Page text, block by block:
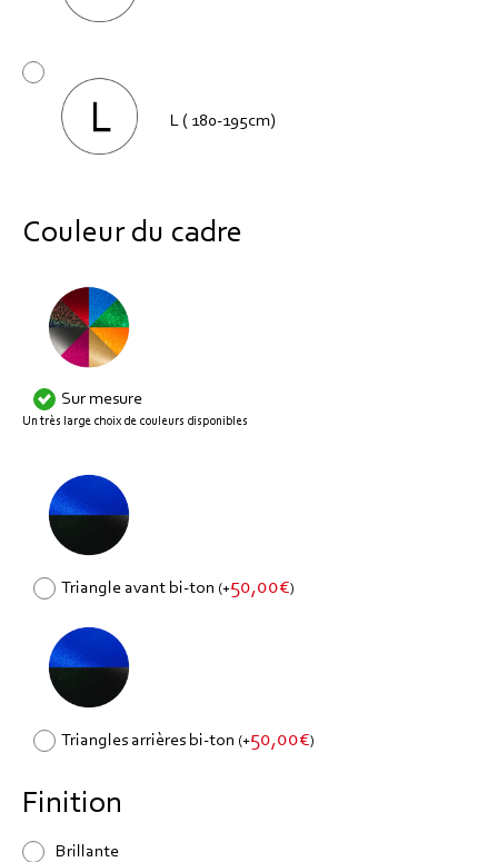
L ( 180-195cm)
Couleur du cadre
Sur mesure
Un très large choix de couleurs disponibles
Triangle avant bi-ton (+50,00€)
Triangles arrières bi-ton (+50,00€)
Finition
Brillante